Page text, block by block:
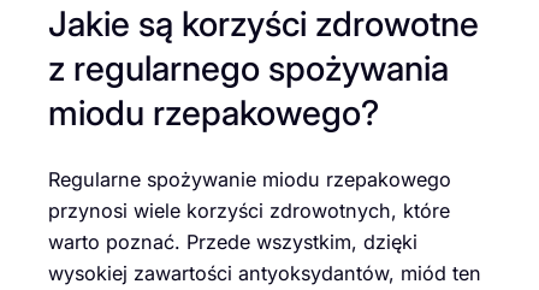
Jakie są korzyści zdrowotne
z regularnego spożywania
miodu rzepakowego?
Regularne spożywanie miodu rzepakowego
przynosi wiele korzyści zdrowotnych, które
warto poznać. Przede wszystkim, dzięki
wysokiej zawartości antyoksydantów, miód ten